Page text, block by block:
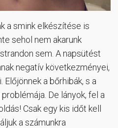
a smink elkészítése is
sehol nem akarunk
sem. A napsütést
negatív következményei,
a bőrhibák, s a
De lányok, fel a
Csak egy kis időt kell
a számunkra